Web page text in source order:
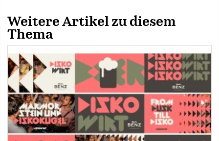
Weitere Artikel zu diesem
Thema